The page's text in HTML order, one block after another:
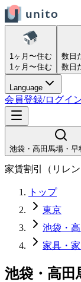
1ヶ月〜住む
1ヶ月〜住む
数日
数日
Language
会員登録/ログイ
池袋・高田馬場・早
家賃割引（リレン
トップ
東京
池袋・
家具・
池袋・高田